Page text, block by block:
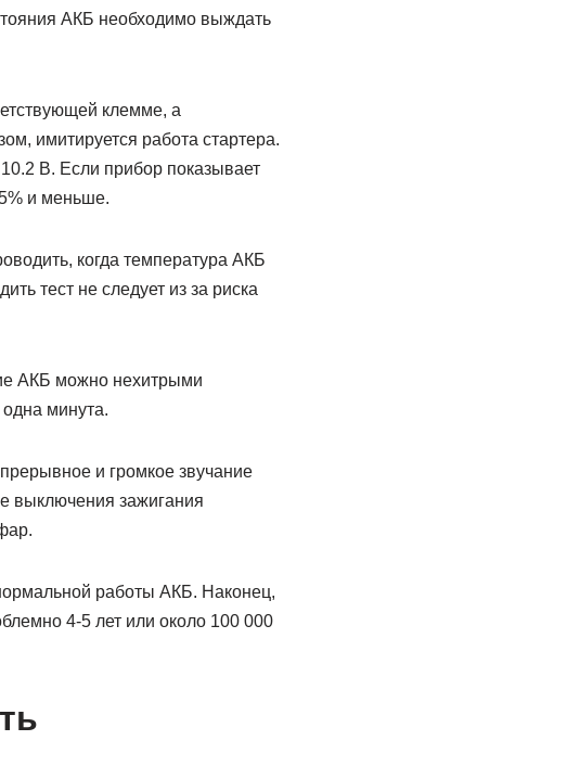
АКБ необходимо выждать
клемме, а
имитируется работа стартера.
В. Если прибор показывает
и меньше.
когда температура АКБ
тест не следует из за риска
АКБ можно нехитрыми
минута.
и громкое звучание
выключения зажигания
работы АКБ. Наконец,
4-5 лет или около 100 000